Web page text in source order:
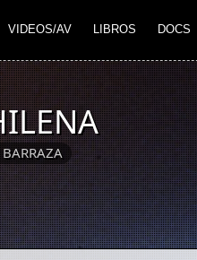
VIDEOS/AV LIBROS DOCS